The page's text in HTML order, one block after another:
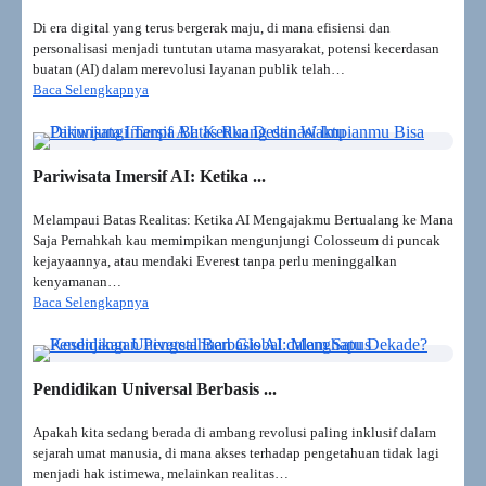
Di era digital yang terus bergerak maju, di mana efisiensi dan
personalisasi menjadi tuntutan utama masyarakat, potensi kecerdasan
buatan (AI) dalam merevolusi layanan publik telah…
Baca Selengkapnya
Pariwisata Imersif AI: Ketika ...
Melampaui Batas Realitas: Ketika AI Mengajakmu Bertualang ke Mana
Saja Pernahkah kau memimpikan mengunjungi Colosseum di puncak
kejayaannya, atau mendaki Everest tanpa perlu meninggalkan
kenyamanan…
Baca Selengkapnya
Pendidikan Universal Berbasis ...
Apakah kita sedang berada di ambang revolusi paling inklusif dalam
sejarah umat manusia, di mana akses terhadap pengetahuan tidak lagi
menjadi hak istimewa, melainkan realitas…
Era Penemuan Dipercepat: AI
Tidak Lagi ‘Meniru’, Tapi
‘Mencipta’ Pengetahuan Baru
yang sangat nyata. Meta FAIR merilis
OMat24—kumpulan >110 juta perhitungan
menembus posisi puncak Matbench
formasi material; rilis ini membuka jalan
skrining kandidat superkonduktor, material
baterai, hingga katalis…
Deepfake Rasis
portofolio rapi—ternyata tidak pernah ada.
memicu amarah serikat aktor dan sederet
bintang yang merasa batas ilusi telah
dilampaui. Di saat yang sama, Eropa